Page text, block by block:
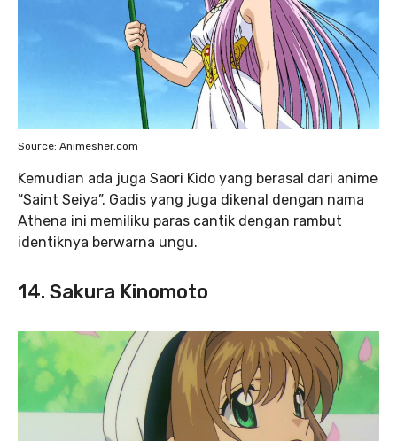
Source: Animesher.com
Kemudian ada juga Saori Kido yang berasal dari anime
“Saint Seiya”. Gadis yang juga dikenal dengan nama
Athena ini memiliku paras cantik dengan rambut
identiknya berwarna ungu.
14. Sakura Kinomoto